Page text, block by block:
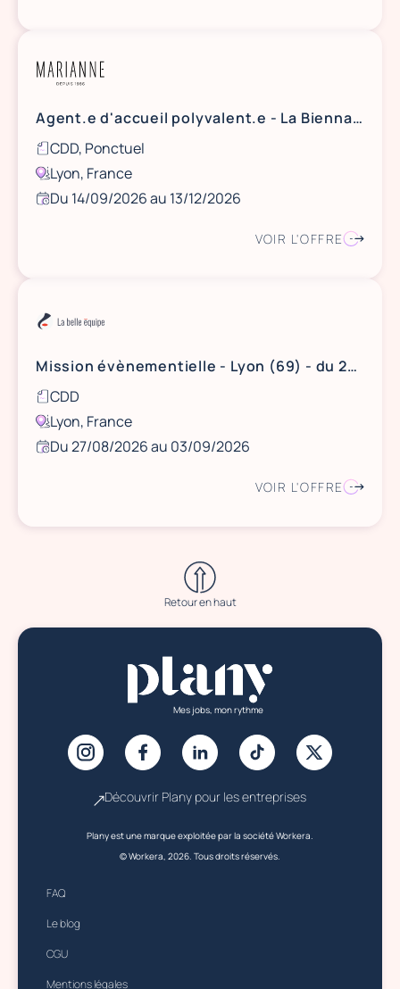
Agent.e d'accueil polyvalent.e - La Biennale de Lyon / Art Contemporain
CDD, Ponctuel
Lyon, France
Du 14/09/2026 au 13/12/2026
VOIR L'OFFRE
Mission évènementielle - Lyon (69) - du 27/28/29/31 août au 1/2/3 septembre 2026
CDD
Lyon, France
Du 27/08/2026 au 03/09/2026
VOIR L'OFFRE
Retour en haut
Mes jobs, mon rythme
Découvrir Plany pour les entreprises
Plany est une marque exploitée par la société Workera.
© Workera, 2026. Tous droits réservés.
FAQ
Le blog
CGU
Mentions légales